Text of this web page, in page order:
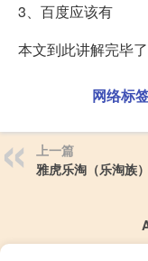
3、百度应该有
本文到此讲解完毕
网络标
上一篇
雅虎乐淘（乐淘族）